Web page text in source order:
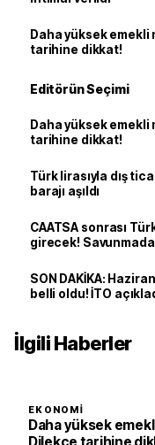
Daha yüksek emekli
tarihine dikkat!
Editörün Seçimi
Daha yüksek emekli
tarihine dikkat!
Türk lirasıyla dış
barajı aşıldı
CAATSA sonrası
girecek!
SON DAKİKA:
belli oldu! İTO
İlgili Haberler
EKONOMI
Daha yüksek